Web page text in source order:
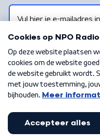
Algemene voorwaarden